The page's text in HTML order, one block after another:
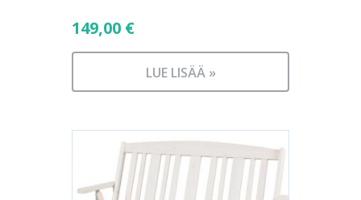
149,00 €
LUE LISÄÄ »